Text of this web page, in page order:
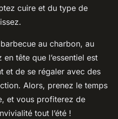
cuire et du type de
au charbon, au
tête que l’essentiel est
et de se régaler avec des
Alors, prenez le temps
et vous profiterez de
tout l’été !